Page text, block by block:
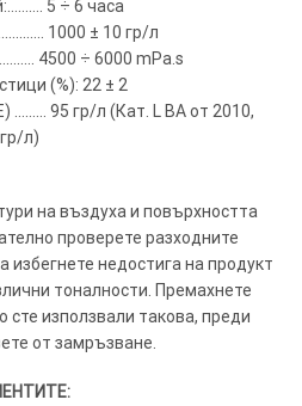
5 ÷ 6 часа
1000 ± 10 гр/л
4500 ÷ 6000 mPa.s
(%): 22 ± 2
……… 95 гр/л (Кат. L BA от 2010,
л)
на въздуха и повърхността
проверете разходните
недостига на продукт
тоналности. Премахнете
сте използвали такова, преди
от замръзване.